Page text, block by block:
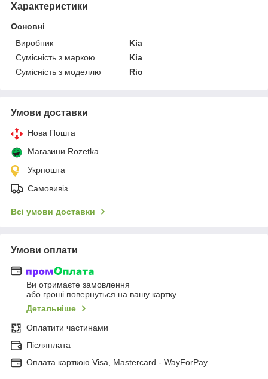
Характеристики
Основні
Виробник
Kia
Сумісність з маркою
Kia
Сумісність з моделлю
Rio
Умови доставки
Нова Пошта
Магазини Rozetka
Укрпошта
Самовивіз
Всі умови доставки
Умови оплати
Ви отримаєте замовлення
або гроші повернуться на вашу картку
Детальніше
Оплатити частинами
Післяплата
Оплата карткою Visa, Mastercard - WayForPay